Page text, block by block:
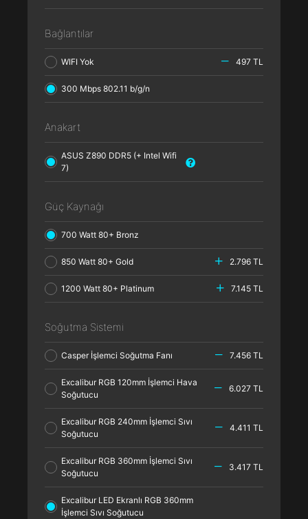
Bağlantılar
WIFI Yok 497 TL
300 Mbps 802.11 b/g/n
Anakart
ASUS Z890 DDR5 (+ Intel Wifi
7)
Güç Kaynağı
700 Watt 80+ Bronz
850 Watt 80+ Gold 2.796 TL
1200 Watt 80+ Platinum 7.145 TL
Soğutma Sistemi
Casper İşlemci Soğutma Fanı 7.456 TL
Excalibur RGB 120mm İşlemci Hava
Soğutucu
6.027 TL
Excalibur RGB 240mm İşlemci Sıvı
Soğutucu
4.411 TL
Excalibur RGB 360mm İşlemci Sıvı
Soğutucu
3.417 TL
Excalibur LED Ekranlı RGB 360mm
İşlemci Sıvı Soğutucu